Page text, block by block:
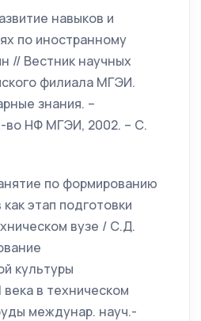
навыков и
по иностранному
// Вестник научных
филиала МГЭИ.
знания. –
во НФ МГЭИ, 2002. – С.
по формированию
этап подготовки
вузе / С.Д.
культуры
в техническом
междунар. науч.-